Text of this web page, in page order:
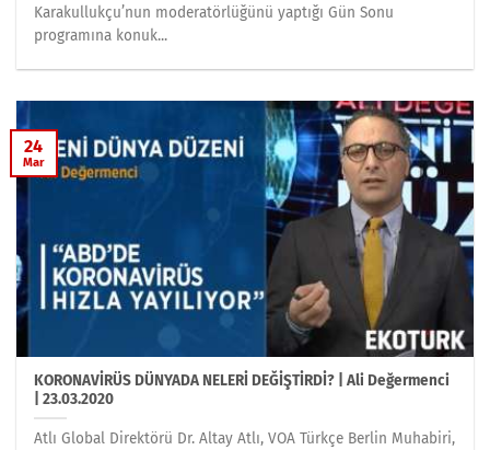
Karakullukçu’nun moderatörlüğünü yaptığı Gün Sonu
programına konuk...
KORONAVİRÜS DÜNYADA NELERİ DEĞİŞTİRDİ? | Ali Değermenci
| 23.03.2020
Atlı Global Direktörü Dr. Altay Atlı, VOA Türkçe Berlin Muhabiri,
24
Mar